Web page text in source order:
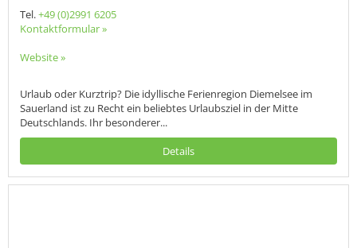
Tel.+49 (0)2991 6205
Kontaktformular »
Website »
Urlaub oder Kurztrip? Die idyllische Ferienregion Diemelsee im
Sauerland ist zu Recht ein beliebtes Urlaubsziel in der Mitte
Deutschlands. Ihr besonderer...
Details